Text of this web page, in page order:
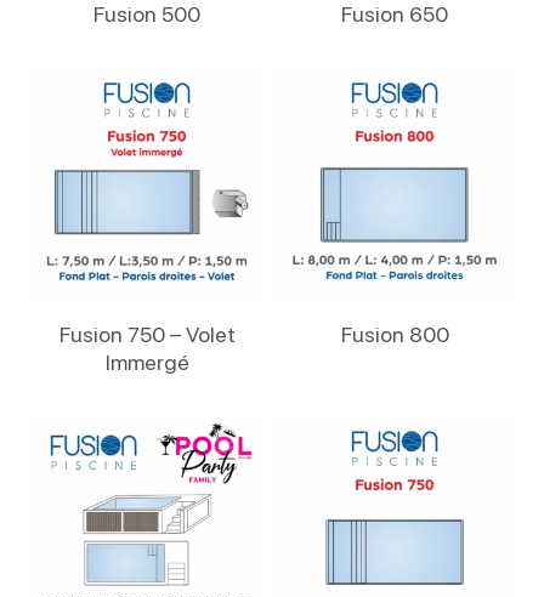
Fusion 500 Fusion 650
Fusion 750 – Volet
Immergé
Fusion 800